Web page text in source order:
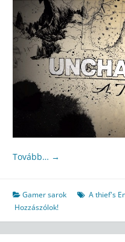
Tovább… →
Gamer sarok A thief's
Hozzászólok!